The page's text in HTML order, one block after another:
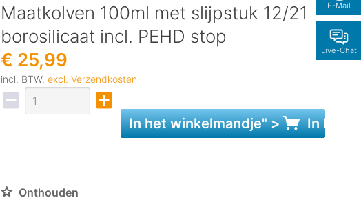
E-Mail
Live-Chat
Maatkolven 100ml met slijpstuk 12/21
borosilicaat incl. PEHD stop
€ 25,99
incl. BTW. excl. Verzendkosten
In hetwinkelmandje" > In het
Onthouden